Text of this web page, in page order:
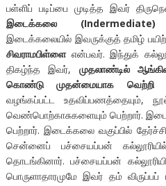
பள்ளிப் படிப்பை முடித்த இவர்
இடைக்கலை (Indermediate)
இடைக்கலையில் இவருக்குத் தமிழ்
சிவராமபிள்ளைஎன்பவர். இந்துக்
திகழ்ந்த இவர், முதலாண்டில்
கொண்டு முதன்மையாக வெற்றி
வழங்கப்பட்ட உதவிப்பணத்தையும்,
வெண்பொற்காசுகளையும் பெற்றார்.
பெற்றார். இடைக்கலை வகுப்பில்
சென்னைப் பச்சையப்பன்
தொடங்கினார். பச்சையப்பன்
பொருளாதாரமுமே இவர் தம்